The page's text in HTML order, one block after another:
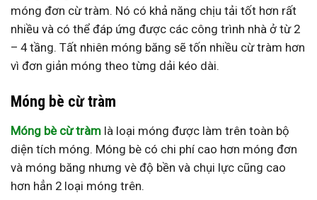
móng đơn cừ tràm. Nó có khả năng chịu tải tốt hơn rất
nhiều và có thể đáp ứng được các công trình nhà ở từ 2
– 4 tầng. Tất nhiên móng băng sẽ tốn nhiều cừ tràm hơn
vì đơn giản móng theo từng dải kéo dài.
Móng bè cừ tràm
Móng bè cừ tràm là loại móng được làm trên toàn bộ
diện tích móng. Móng bè có chi phí cao hơn móng đơn
và móng băng nhưng vè độ bền và chụi lực cũng cao
hơn hẳn 2 loại móng trên.